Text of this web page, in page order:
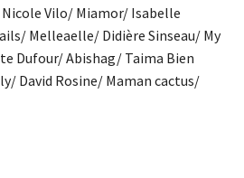
Nicole Vilo/ Miamor/ Isabelle
Melleaelle/ Didière Sinseau/ My
Dufour/ Abishag/ Taima Bien
David Rosine/ Maman cactus/